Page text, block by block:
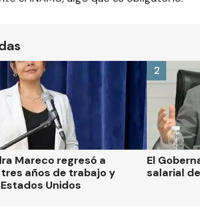
Mareco regresó a
años de trabajo y
Unidos
El
salarial
2